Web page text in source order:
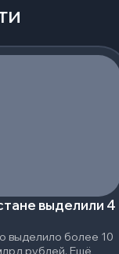
выделили 4
выделило более 10
рублей. Ещё